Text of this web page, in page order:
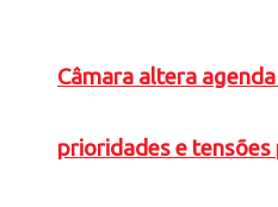
Câmara altera
prioridades e tensões